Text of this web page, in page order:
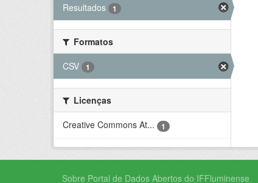
Resultados 1
Formatos
CSV
1
Licenças
Creative Commons At...
1
Sobre Portal de Dados Abertos do IFFluminense